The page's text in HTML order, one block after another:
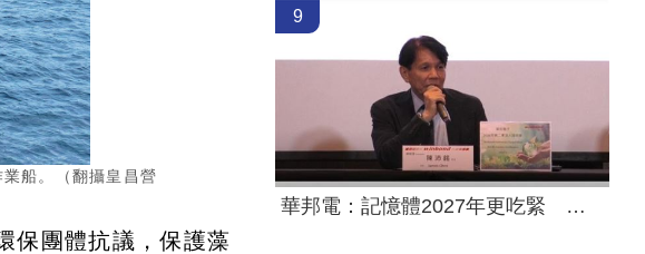
船。（翻攝皇昌營
保團體抗議，保護藻
9
華邦電：記憶體2027年更吃緊 高雄廠擴建